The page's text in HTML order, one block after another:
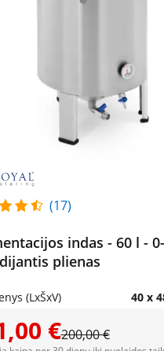
(17)
indas - 60 l -
plienas
(LxŠxV) 40 x
€200,00 €